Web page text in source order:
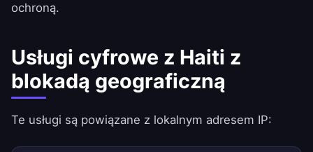
ochroną.
Usługi cyfrowe z Haiti z
blokadą geograficzną
Te usługi są powiązane z lokalnym adresem IP: